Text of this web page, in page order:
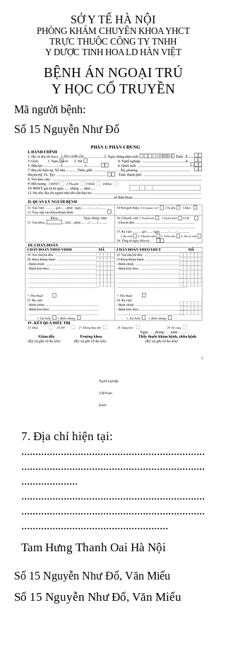
SỞ Y TẾ HÀ NỘI
PHÒNG KHÁM CHUYÊN KHOA YHCT
TRỰC THUỘC CÔNG TY TNHH
Y DƯỢC TINH HOA LD HÀN VIỆT
BỆNH ÁN NGOẠI TRÚ
Y HỌC CỔ TRUYỀN
Mã người bệnh:
Số 15 Nguyễn Như Đổ
1. Họ và tên (In
hoa):
1 9 9 5
8
8
X
X
Nghề nghiệp
Việt Nam
Kinh
7. Địa chỉ hiện tại:
.................................................................
.................................................................
....................
.................................................................
.................................................................
....................................................
Tam Hưng Thanh Oai Hà Nội
Số 15 Nguyễn Như Đổ, Văn Miếu
Số 15 Nguyễn Như Đổ, Văn Miếu